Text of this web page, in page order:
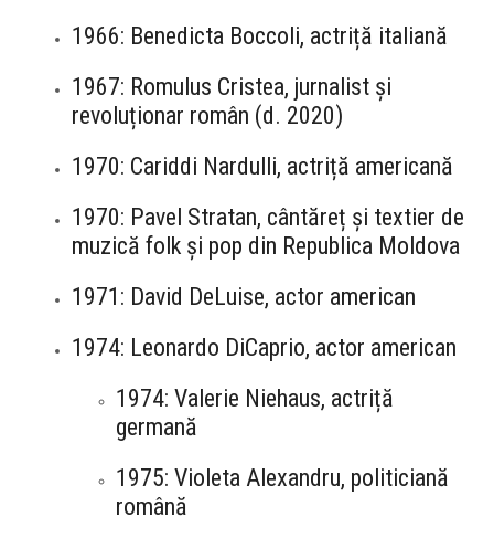
1966: Benedicta Boccoli, actriță italiană
1967: Romulus Cristea, jurnalist și
revoluționar român (d. 2020)
1970: Cariddi Nardulli, actriță americană
1970: Pavel Stratan, cântăreț și textier de
muzică folk și pop din Republica Moldova
1971: David DeLuise, actor american
1974: Leonardo DiCaprio, actor american
1974: Valerie Niehaus, actriță
germană
1975: Violeta Alexandru, politiciană
română